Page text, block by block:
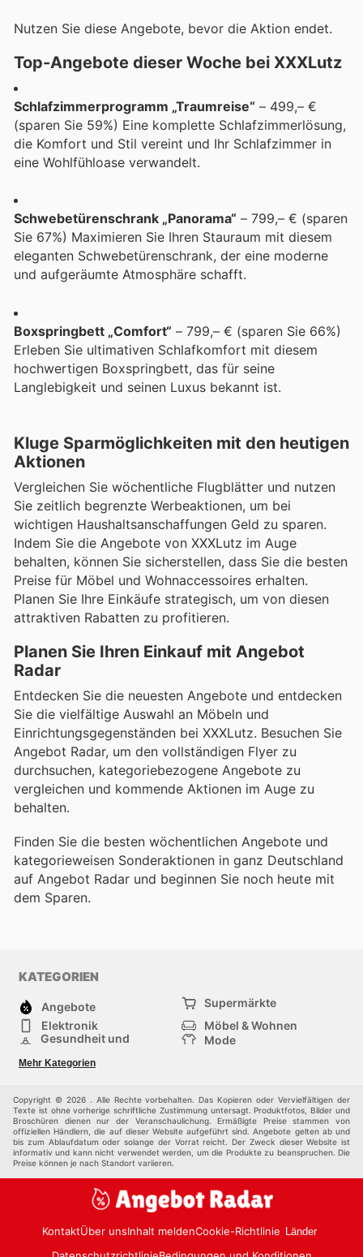
Nutzen Sie diese Angebote, bevor die Aktion endet.
Top-Angebote dieser Woche bei XXXLutz
Schlafzimmerprogramm „Traumreise“ – 499,– €
(sparen Sie 59%) Eine komplette Schlafzimmerlösung,
die Komfort und Stil vereint und Ihr Schlafzimmer in
eine Wohlfühloase verwandelt.
Schwebetürenschrank „Panorama“ – 799,– € (sparen
Sie 67%) Maximieren Sie Ihren Stauraum mit diesem
eleganten Schwebetürenschrank, der eine moderne
und aufgeräumte Atmosphäre schafft.
Boxspringbett „Comfort“ – 799,– € (sparen Sie 66%)
Erleben Sie ultimativen Schlafkomfort mit diesem
hochwertigen Boxspringbett, das für seine
Langlebigkeit und seinen Luxus bekannt ist.
Kluge Sparmöglichkeiten mit den heutigen
Aktionen
Vergleichen Sie wöchentliche Flugblätter und nutzen
Sie zeitlich begrenzte Werbeaktionen, um bei
wichtigen Haushaltsanschaffungen Geld zu sparen.
Indem Sie die Angebote von XXXLutz im Auge
behalten, können Sie sicherstellen, dass Sie die besten
Preise für Möbel und Wohnaccessoires erhalten.
Planen Sie Ihre Einkäufe strategisch, um von diesen
attraktiven Rabatten zu profitieren.
Planen Sie Ihren Einkauf mit Angebot
Radar
Entdecken Sie die neuesten Angebote und entdecken
Sie die vielfältige Auswahl an Möbeln und
Einrichtungsgegenständen bei XXXLutz. Besuchen Sie
Angebot Radar, um den vollständigen Flyer zu
durchsuchen, kategoriebezogene Angebote zu
vergleichen und kommende Aktionen im Auge zu
behalten.
Finden Sie die besten wöchentlichen Angebote und
kategorieweisen Sonderaktionen in ganz Deutschland
auf Angebot Radar und beginnen Sie noch heute mit
dem Sparen.
KATEGORIEN
Angebote
Supermärkte
Elektronik
Möbel & Wohnen
Gesundheit und
Mode
Sportartikel und
Sportbekleidung
Einkaufzentren
Andere
Mehr Kategorien
Copyright © 2026 . Alle Rechte vorbehalten. Das Kopieren oder Vervielfältigen der
Texte ist ohne vorherige schriftliche Zustimmung untersagt. Produktfotos, Bilder und
Broschüren dienen nur der Veranschaulichung. Ermäßigte Preise stammen von
offiziellen Händlern, die auf dieser Website aufgeführt sind. Angebote gelten ab und
bis zum Ablaufdatum oder solange der Vorrat reicht. Der Zweck dieser Website ist
informativ und kann nicht verwendet werden, um die Produkte zu beanspruchen. Die
Preise können je nach Standort variieren.
KontaktÜber unsInhalt meldenCookie-Richtlinie Länder